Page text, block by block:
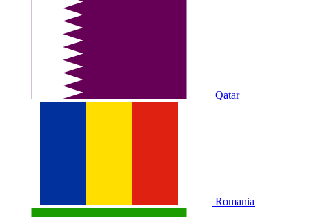
Qatar
Romania